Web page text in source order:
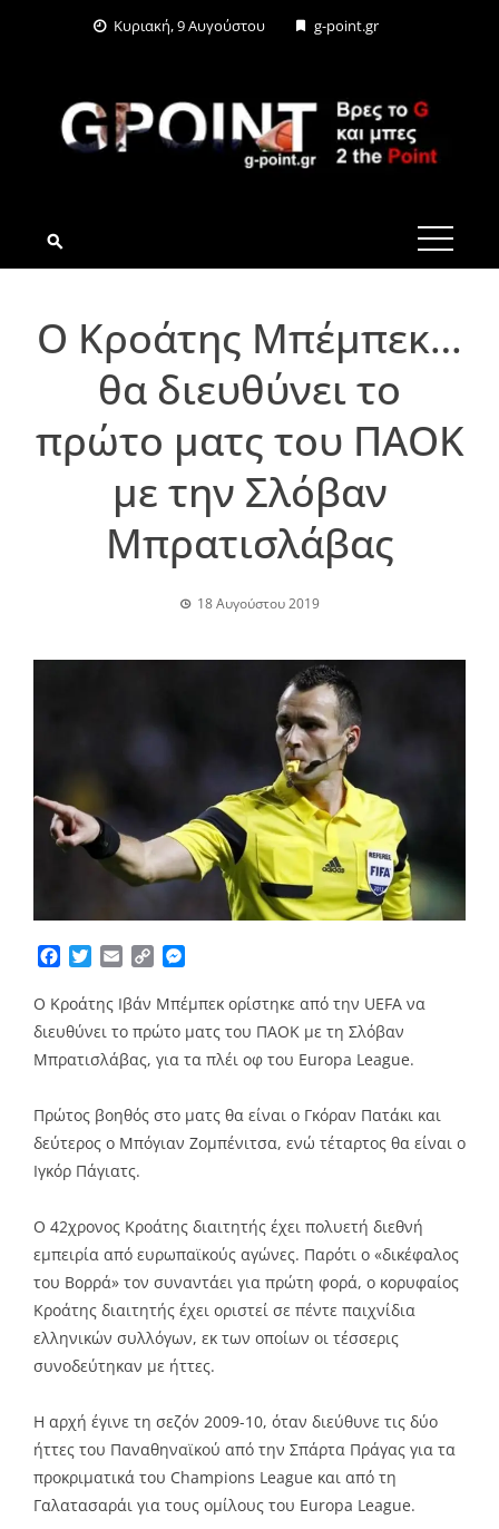
Κυριακή, 9 Αυγούστου g-point.gr
G-POINT.GR
Ο Kροάτης Μπέμπεκ…
θα διευθύνει το
πρώτο ματς του ΠΑΟΚ
με την Σλόβαν
Μπρατισλάβας
18 Αυγούστου 2019
Facebook
TwitterEmailCopy
Ο Κροάτης Ιβάν Μπέμπεκ ορίστηκε από την UEFA να
διευθύνει το πρώτο ματς του ΠΑΟΚ με τη Σλόβαν
Μπρατισλάβας, για τα πλέι οφ του Europa League.
Πρώτος βοηθός στο ματς θα είναι ο Γκόραν Πατάκι και
δεύτερος ο Μπόγιαν Ζομπένιτσα, ενώ τέταρτος θα είναι ο
Ιγκόρ Πάγιατς.
O 42χρονος Κροάτης διαιτητής έχει πολυετή διεθνή
εμπειρία από ευρωπαϊκούς αγώνες. Παρότι ο «δικέφαλος
του Βορρά» τον συναντάει για πρώτη φορά, ο κορυφαίος
Κροάτης διαιτητής έχει οριστεί σε πέντε παιχνίδια
ελληνικών συλλόγων, εκ των οποίων οι τέσσερις
συνοδεύτηκαν με ήττες.
Η αρχή έγινε τη σεζόν 2009-10, όταν διεύθυνε τις δύο
ήττες του Παναθηναϊκού από την Σπάρτα Πράγας για τα
προκριματικά του Champions League και από τη
Γαλατασαράι για τους ομίλους του Europa League.